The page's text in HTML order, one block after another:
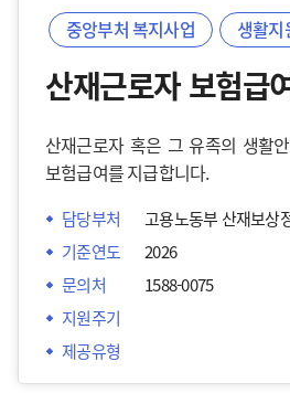
중앙부처 복지사업
생활지
산재근로자 보험급
산재근로자 혹은 그 유족의 생활
보험급여를 지급합니다.
담당부처
고용노동부 산재보상
기준연도
2026
문의처
1588-0075
지원주기
제공유형